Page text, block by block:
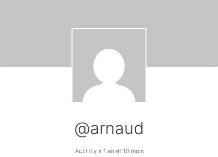
@arnaud
Actif il y a 1 an et 10 mois